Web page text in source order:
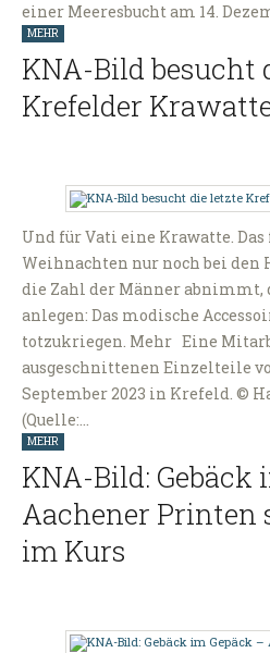
einer Meeresbucht am 14.
MEHR
KNA-Bild besucht
Krefelder
Und für Vati eine Krawatte.
Weihnachten nur noch bei den
die Zahl der Männer abnimmt,
anlegen: Das modische
totzukriegen. Mehr Eine
ausgeschnittenen Einzelteile
September 2023 in Krefeld. ©
(Quelle:…
MEHR
KNA-Bild: Gebäck
Aachener Printen
im Kurs